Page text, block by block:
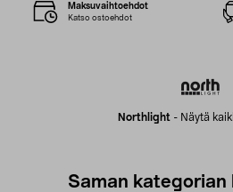
Northlight - Näytä
Maksuvaihtoehdot
Katso ostoehdot
Saman